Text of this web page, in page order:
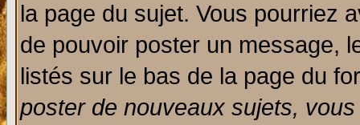
la page du sujet. Vous pourriez
de pouvoir poster un message,
listés sur le bas de la page du
poster de nouveaux sujets,